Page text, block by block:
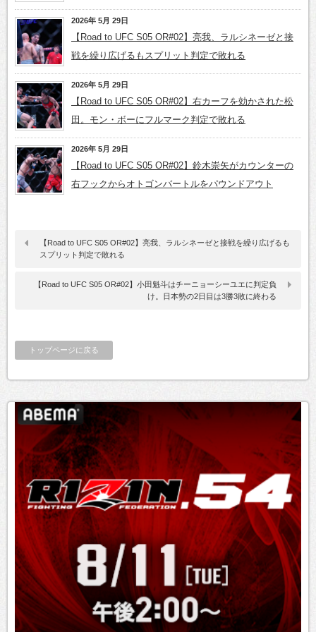
2026年 5月 29日
【Road to UFC S05 OR#02】亮我、ラルシネーゼと接
戦を繰り広げるもスプリット判定で敗れる
2026年 5月 29日
【Road to UFC S05 OR#02】右カーフを効かされた松
田。モン・ボーにフルマーク判定で敗れる
2026年 5月 29日
【Road to UFC S05 OR#02】鈴木崇矢がカウンターの
右フックからオトゴンバートルをパウンドアウト
【Road to UFC S05 OR#02】亮我、ラルシネーゼと接戦を繰り広げるも
スプリット判定で敗れる
【Road to UFC S05 OR#02】小田魁斗はチーニョーシーユエに判定負
け。日本勢の2日目は3勝3敗に終わる
トップページに戻る